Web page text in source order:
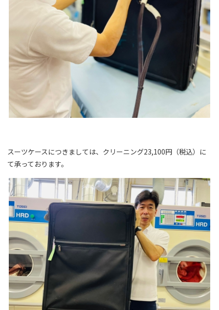
スーツケースにつきましては、クリーニング23,100円（税込）に
て承っております。